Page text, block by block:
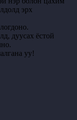
эрх
дуусах ёстой
уу!